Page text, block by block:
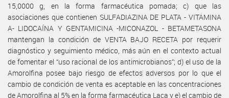
15,0000 g, en la forma farmacéutica pomada; c) que las
asociaciones que contienen SULFADIAZINA DE PLATA - VITAMINA
A- LIDOCAÍNA Y GENTAMICINA -MICONAZOL - BETAMETASONA
mantengan la condición de VENTA BAJO RECETA por requerir
diagnóstico y seguimiento médico, más aún en el contexto actual
de fomentar el “uso racional de los antimicrobianos”; d) el uso de la
Amorolfina posee bajo riesgo de efectos adversos por lo que el
cambio de condición de venta es aceptable en las concentraciones
de Amorolfina al 5% en la forma farmacéutica Laca y e) el cambio de